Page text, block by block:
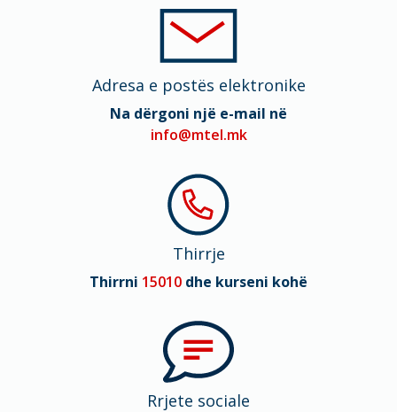
Adresa e postës elektronike
Na dërgoni një e-mail në
info@mtel.mk
Thirrje
Thirrni 15010 dhe kurseni kohë
Rrjete sociale